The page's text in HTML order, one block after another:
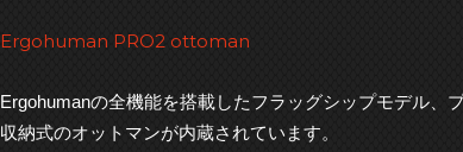
Ergohuman PRO2 ottoman
Ergohumanの全機能を搭載したフラッグシップモデル、
収納式のオットマンが内蔵されています。